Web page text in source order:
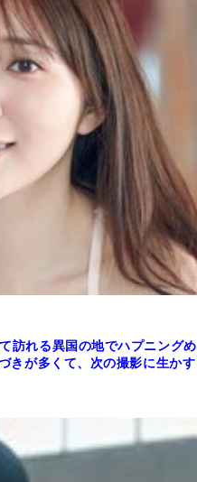
訪れる異国の地でハプニングめ
きが多くて、次の撮影に生かす